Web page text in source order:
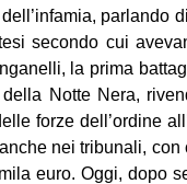
parlando
secondo cui
la prima
Notte Nera,
forze dell’ordine
nei tribunali, con
euro. Oggi, dopo